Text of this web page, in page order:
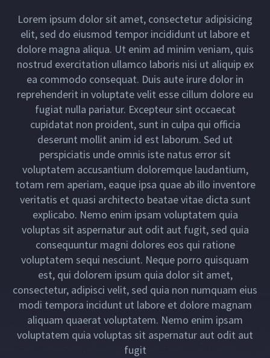
3
Lorem ipsum dolor sit amet, consectetur adipisicing
elit, sed do eiusmod tempor incididunt ut labore et
dolore magna aliqua. Ut enim ad minim veniam, quis
nostrud exercitation ullamco laboris nisi ut aliquip ex
ea commodo consequat. Duis aute irure dolor in
reprehenderit in voluptate velit esse cillum dolore eu
fugiat nulla pariatur. Excepteur sint occaecat
cupidatat non proident, sunt in culpa qui officia
deserunt mollit anim id est laborum. Sed ut
perspiciatis unde omnis iste natus error sit
voluptatem accusantium doloremque laudantium,
totam rem aperiam, eaque ipsa quae ab illo inventore
veritatis et quasi architecto beatae vitae dicta sunt
explicabo. Nemo enim ipsam voluptatem quia
voluptas sit aspernatur aut odit aut fugit, sed quia
consequuntur magni dolores eos qui ratione
voluptatem sequi nesciunt. Neque porro quisquam
est, qui dolorem ipsum quia dolor sit amet,
consectetur, adipisci velit, sed quia non numquam eius
modi tempora incidunt ut labore et dolore magnam
aliquam quaerat voluptatem. Nemo enim ipsam
voluptatem quia voluptas sit aspernatur aut odit aut
fugit